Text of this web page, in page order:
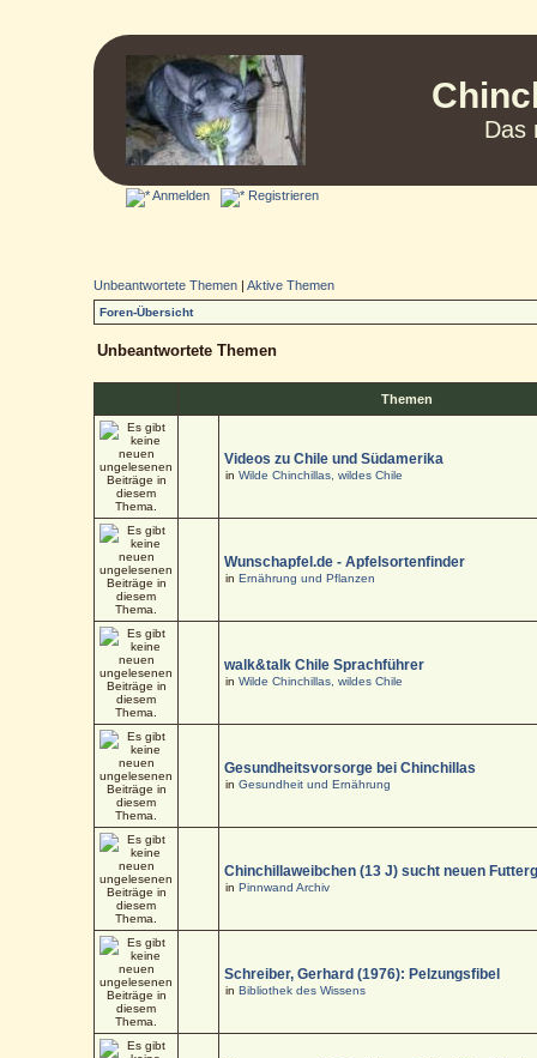
Das
Anmelden Registrieren
Unbeantwortete Themen |Aktive Themen
Foren-Übersicht
Unbeantwortete Themen
Themen
Videos zu Chile und Südamerika
inWilde Chinchillas, wildes Chile
Wunschapfel.de - Apfelsortenfinder
inErnährung und Pflanzen
walk&talk Chile Sprachführer
inWilde Chinchillas, wildes Chile
Gesundheitsvorsorge bei Chinchillas
inGesundheit und Ernährung
Chinchillaweibchen (13 J) sucht neuen
inPinnwand Archiv
Schreiber, Gerhard (1976): Pelzungsfibel
inBibliothek des Wissens